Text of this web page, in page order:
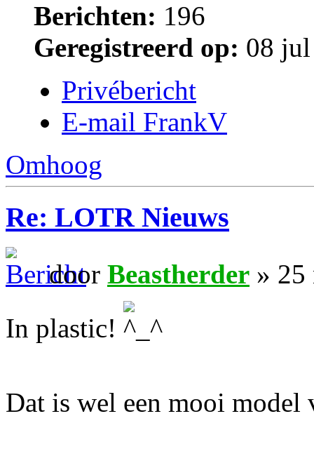
Berichten: 196
Geregistreerd op: 08
Privébericht
E-mail FrankV
Omhoog
Re: LOTR Nieuws
door Beastherder » 25
In plastic!
Dat is wel een mooi model